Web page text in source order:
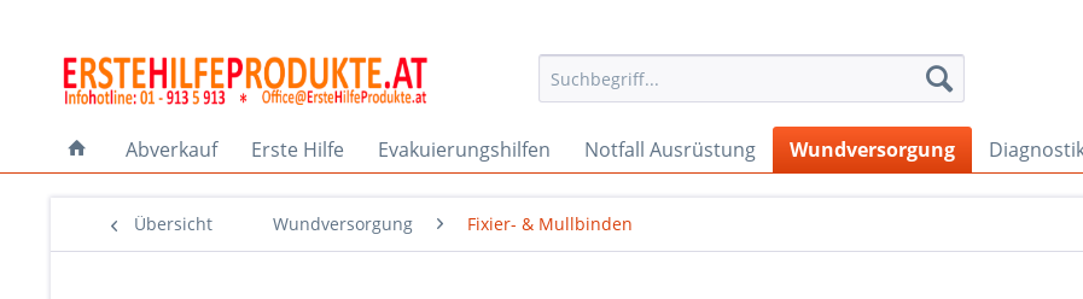
Abverkauf Erste Hilfe Evakuierungshilfen Notfall Ausrüstung Wundversorgung
Übersicht Wundversorgung Fixier- & Mullbinden